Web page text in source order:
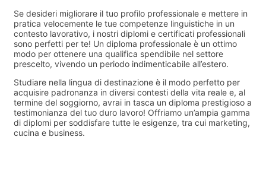
Se desideri migliorare il tuo profilo professionale e mettere in
pratica velocemente le tue competenze linguistiche in un
contesto lavorativo, i nostri diplomi e certificati professionali
sono perfetti per te! Un diploma professionale è un ottimo
modo per ottenere una qualifica spendibile nel settore
prescelto, vivendo un periodo indimenticabile all’estero.
Studiare nella lingua di destinazione è il modo perfetto per
acquisire padronanza in diversi contesti della vita reale e, al
termine del soggiorno, avrai in tasca un diploma prestigioso a
testimonianza del tuo duro lavoro! Offriamo un’ampia gamma
di diplomi per soddisfare tutte le esigenze, tra cui marketing,
cucina e business.